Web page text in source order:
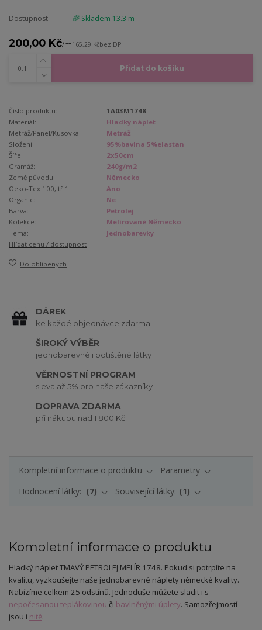
Dostupnost 🌈 Skladem 13.3 m
200,00 Kč/m165,29 Kčbez DPH
Přidat do košíku
Číslo produktu:
1A03M1748
Materiál:
Hladký náplet
Metráž/Panel/Kusovka:
Metráž
Složení:
95%bavlna 5%elastan
Šíře:
2x50cm
Gramáž:
240g/m2
Země původu:
Německo
Oeko-Tex 100, tř.1:
Ano
Organic:
Ne
Barva:
Petrolej
Kolekce:
Melírované Německo
Téma:
Jednobarevky
Hlídat cenu / dostupnost
Do oblíbených
DÁREK
ke každé objednávce zdarma
ŠIROKÝ VÝBĚR
jednobarevné i potištěné látky
VĚRNOSTNÍ PROGRAM
sleva až 5% pro naše zákazníky
DOPRAVA ZDARMA
při nákupu nad 1 800 Kč
Kompletní informace o produktu
Parametry
Hodnocení látky:
7 Související látky: 1
Kompletní informace o produktu
Hladký náplet TMAVÝ PETROLEJ MELÍR 1748. Pokud si potrpíte na
kvalitu, vyzkoušejte naše jednobarevné náplety německé kvality.
Nabízíme celkem 25 odstínů. Jednoduše můžete sladit i s
nepočesanou teplákovinou či bavlněnými úplety. Samozřejmostí
jsou i nitě.